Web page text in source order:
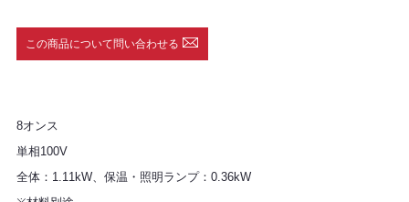
この商品について問い合わせる
8オンス
単相100V
全体：1.11kW、保温・照明ランプ：0.36kW